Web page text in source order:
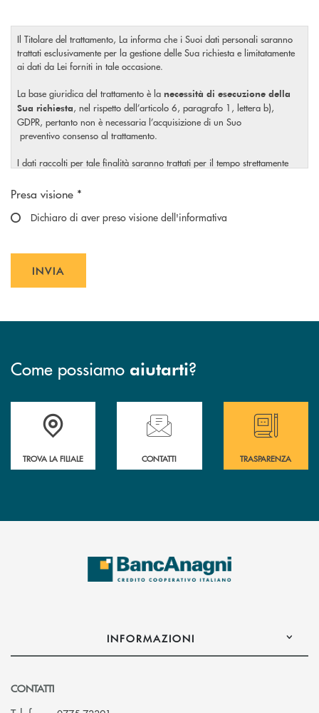
Il Titolare del trattamento, La informa che i Suoi dati personali saranno
trattati esclusivamente per la gestione delle Sua richiesta e limitatamente
ai dati da Lei forniti in tale occasione.
La base giuridica del trattamento è la necessità di esecuzione della
Sua richiesta, nel rispetto dell’articolo 6, paragrafo 1, lettera b),
GDPR, pertanto non è necessaria l’acquisizione di un Suo
preventivo consenso al trattamento.
I dati raccolti per tale finalità saranno trattati per il tempo strettamente
visionare l’informativa completa sul trattamento dei Suoi dati
Scegliere un'opzione
Presa visione *
Dichiaro di aver preso visione dell'informativa
INVIA
Come possiamo aiutarti?
Accedi all' elenco completo delle filiali
TROVA LA FILIALE
Hai bisogno di assistenza immediata ?
CONTATTI
Hai bisogno di
TRASPARENZA
INFORMAZIONI
CONTATTI